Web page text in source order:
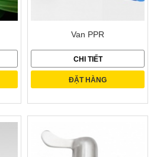
Van PPR
CHI TIẾT
ĐẶT HÀNG